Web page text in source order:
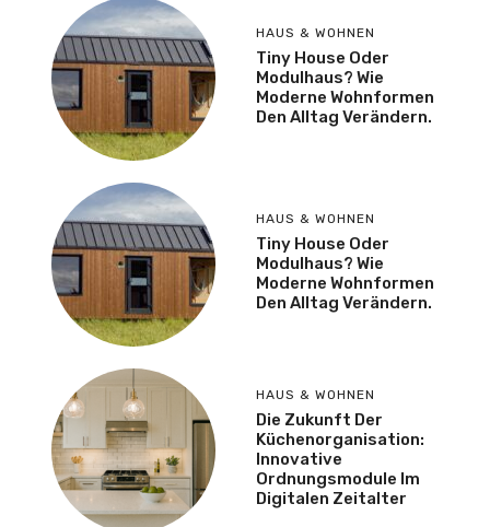
HAUS & WOHNEN
Tiny House Oder
Modulhaus? Wie
Moderne Wohnformen
Den Alltag Verändern.
HAUS & WOHNEN
Tiny House Oder
Modulhaus? Wie
Moderne Wohnformen
Den Alltag Verändern.
HAUS & WOHNEN
Die Zukunft Der
Küchenorganisation:
Innovative
Ordnungsmodule Im
Digitalen Zeitalter